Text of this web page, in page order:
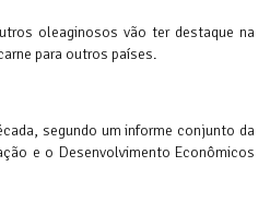
oleaginosos vão ter destaque na
para outros países.
segundo um informe conjunto da
e o Desenvolvimento Econômicos